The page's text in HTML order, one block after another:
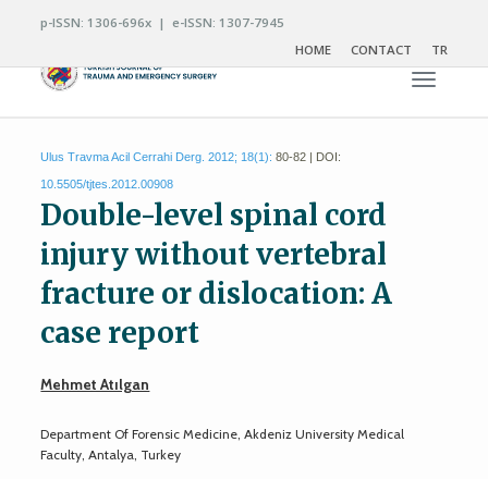
p-ISSN: 1306-696x | e-ISSN: 1307-7945
HOME
CONTACT TR
Toggle
Ulus Travma Acil Cerrahi Derg. 2012; 18(1): 80-82 | DOI:
10.5505/tjtes.2012.00908
Double-level spinal cord
injury without vertebral
fracture or dislocation: A
case report
Mehmet Atılgan
Department Of Forensic Medicine, Akdeniz University Medical
Faculty, Antalya, Turkey